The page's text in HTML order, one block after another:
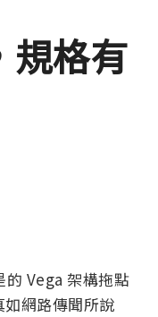
規格有
的 Vega 架構拖點
網路傳聞所說